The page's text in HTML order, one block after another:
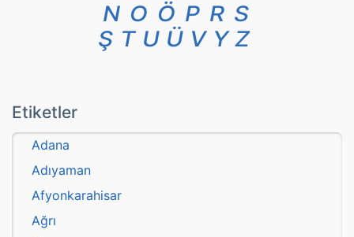
N O Ö P R S
Ş T U Ü V Y Z
Etiketler
Adana
Adıyaman
Afyonkarahisar
Ağrı